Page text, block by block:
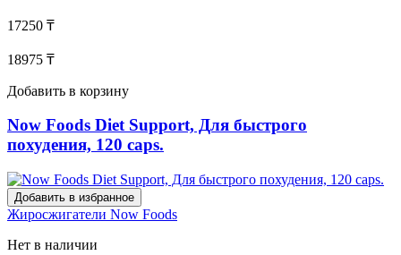
17250 ₸
18975 ₸
Добавить в корзину
Now Foods Diet Support, Для быстрого
похудения, 120 caps.
Добавить в избранное
Жиросжигатели Now Foods
Нет в наличии